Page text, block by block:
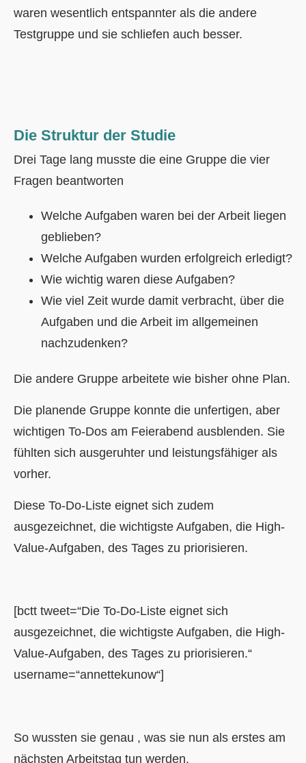
waren wesentlich entspannter als die andere
Testgruppe und sie schliefen auch besser.
Die Struktur der Studie
Drei Tage lang musste die eine Gruppe die vier
Fragen beantworten
Welche Aufgaben waren bei der Arbeit liegen
geblieben?
Welche Aufgaben wurden erfolgreich erledigt?
Wie wichtig waren diese Aufgaben?
Wie viel Zeit wurde damit verbracht, über die
Aufgaben und die Arbeit im allgemeinen
nachzudenken?
Die andere Gruppe arbeitete wie bisher ohne Plan.
Die planende Gruppe konnte die unfertigen, aber
wichtigen To-Dos am Feierabend ausblenden. Sie
fühlten sich ausgeruhter und leistungsfähiger als
vorher.
Diese To-Do-Liste eignet sich zudem
ausgezeichnet, die wichtigste Aufgaben, die High-
Value-Aufgaben, des Tages zu priorisieren.
[bctt tweet=“Die To-Do-Liste eignet sich
ausgezeichnet, die wichtigste Aufgaben, die High-
Value-Aufgaben, des Tages zu priorisieren.“
username=“annettekunow“]
So wussten sie genau , was sie nun als erstes am
nächsten Arbeitstag tun werden.